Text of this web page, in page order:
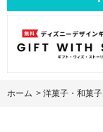
ホーム > 洋菓子・和菓子